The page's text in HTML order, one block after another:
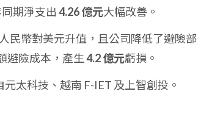
同期淨支出 4.26 億元大幅改善。
民幣對美元升值，且公司降低了避險部
避險成本，產生4.2 億元虧損。
元太科技、越南 F-IET 及上智創投。